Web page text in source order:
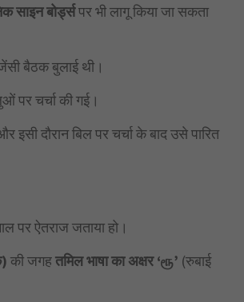
साइन बोर्ड्सपर भी लागू किया जा सकता
बैठक बुलाई थी।
पर चर्चा की गई।
इसी दौरान बिल पर चर्चा के बाद उसे पारित
पर ऐतराज जताया हो।
की जगहतमिल भाषा का अक्षर ‘ரூ’ (रुबाई